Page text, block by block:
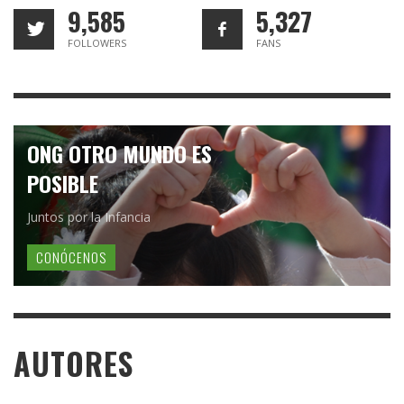
9,585
FOLLOWERS
5,327
FANS
ONG OTRO MUNDO ES
POSIBLE
Juntos por la Infancia
CONÓCENOS
AUTORES